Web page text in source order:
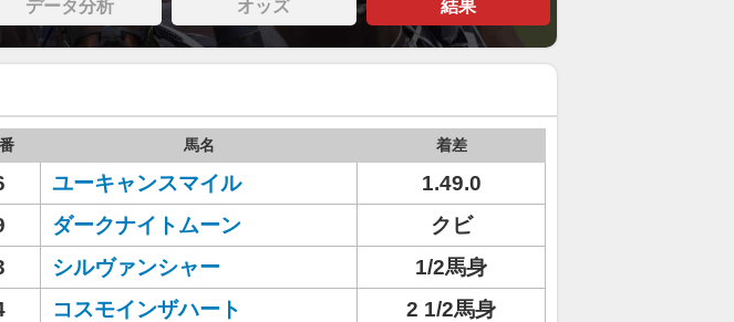
データ分析 オッズ 結果
馬名 着差
ユーキャンスマイル
1.49.0
ダークナイトムーン
クビ
シルヴァンシャー
1/2馬身
コスモインザハート
2 1/2馬身